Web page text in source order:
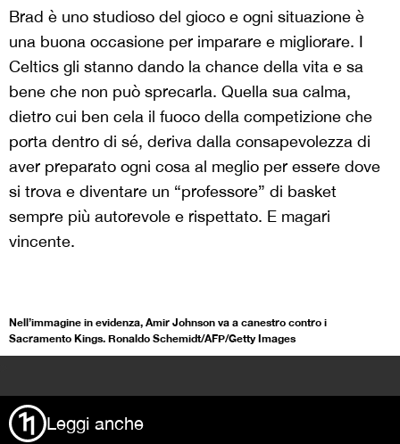
Brad è uno studioso del gioco e ogni situazione è
una buona occasione per imparare e migliorare. I
Celtics gli stanno dando la chance della vita e sa
bene che non può sprecarla. Quella sua calma,
dietro cui ben cela il fuoco della competizione che
porta dentro di sé, deriva dalla consapevolezza di
aver preparato ogni cosa al meglio per essere dove
si trova e diventare un “professore” di basket
sempre più autorevole e rispettato. E magari
vincente.
Nell’immagine in evidenza, Amir Johnson va a canestro contro i
Sacramento Kings. Ronaldo Schemidt/AFP/Getty Images
Leggi anche